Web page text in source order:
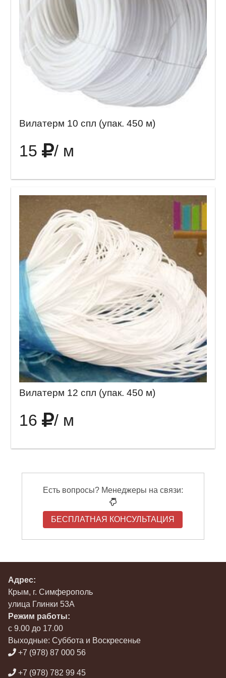
Вилатерм 10 спл (упак. 450 м)
15 / м
Вилатерм 12 спл (упак. 450 м)
16 / м
Есть вопросы? Менеджеры на связи:
БЕСПЛАТНАЯ КОНСУЛЬТАЦИЯ
Адрес:
Крым, г. Симферополь
улица Глинки 53А
Режим работы:
с 9.00 до 17.00
Выходные: Суббота и Воскресенье
+7 (978) 87 000 56
+7 (978) 782 99 45